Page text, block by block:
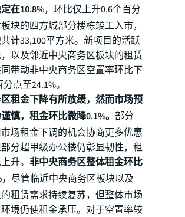
在10.8%，环比仅上升0.6个百分
块的四方城部分楼栋竣工入市，
计33,100平方米。新项目的活跃
以及邻近中央商务区板块的租赁
带动非中央商务区空置率环比下
点至24.1%。
租金下降有所放缓，然而市场预
慎，租金环比微降0.1%。 部分
场租金下调的机会协商更多优惠
分超甲级办公楼仍彰显韧性，租
升。 非中央商务区整体租金环比
尽管临近中央商务区板块以及
租赁需求持续复苏，但整体市场
境仍使租金承压。对于空置率较